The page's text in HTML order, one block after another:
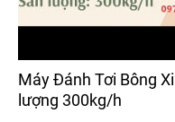
Máy Đánh Tơi Bông
lượng 300kg/h